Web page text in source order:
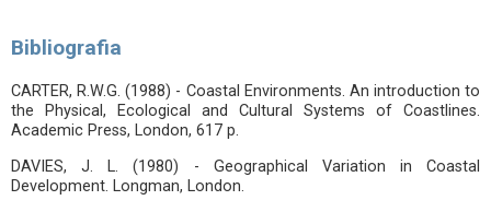
Bibliografia
CARTER, R.W.G. (1988) - Coastal Environments. An introduction to
the Physical, Ecological and Cultural Systems of Coastlines.
Academic Press, London, 617 p.
DAVIES, J. L. (1980) - Geographical Variation in Coastal
Development. Longman, London.